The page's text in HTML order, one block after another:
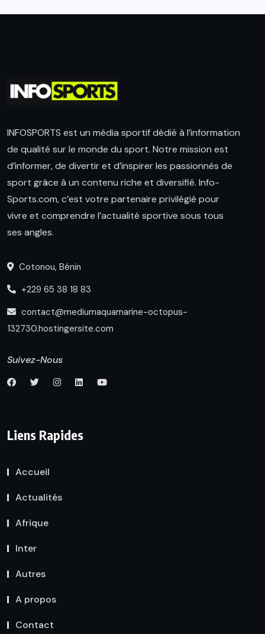
INFOSPORTS est un média sportif dédié à l’information
de qualité sur le monde du sport. Notre mission est
d’informer, de divertir et d’inspirer les passionnés de
sport grâce à un contenu riche et diversifié. Info-
Sports.com, c’est votre partenaire privilégié pour
vivre et comprendre l’actualité sportive sous tous
ses angles.
Cotonou, Bénin
+229 65 38 18 83
contact@mediumaquamarine-octopus-
132730.hostingersite.com
Suivez-Nous
Liens Rapides
Accueil
Actualités
Afrique
Inter
Autres
A propos
Contact